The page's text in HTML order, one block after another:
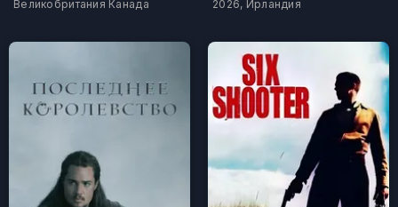
Великобритания Канада 2026, Ирландия